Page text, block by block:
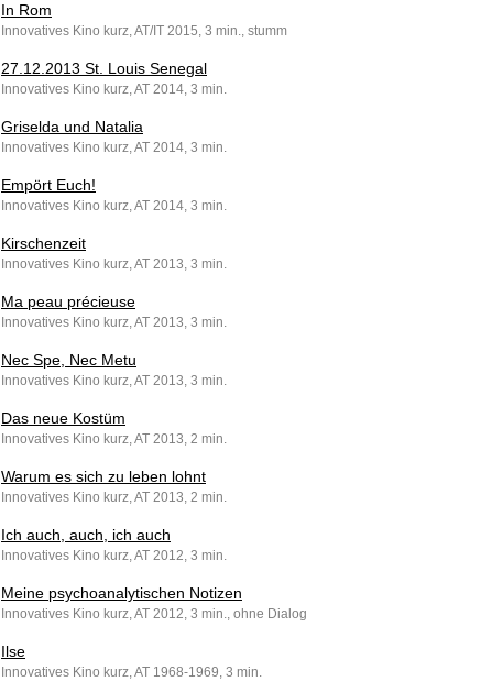
In Rom
Innovatives Kino kurz, AT/IT 2015, 3 min., stumm
27.12.2013 St. Louis Senegal
Innovatives Kino kurz, AT 2014, 3 min.
Griselda und Natalia
Innovatives Kino kurz, AT 2014, 3 min.
Empört Euch!
Innovatives Kino kurz, AT 2014, 3 min.
Kirschenzeit
Innovatives Kino kurz, AT 2013, 3 min.
Ma peau précieuse
Innovatives Kino kurz, AT 2013, 3 min.
Nec Spe, Nec Metu
Innovatives Kino kurz, AT 2013, 3 min.
Das neue Kostüm
Innovatives Kino kurz, AT 2013, 2 min.
Warum es sich zu leben lohnt
Innovatives Kino kurz, AT 2013, 2 min.
Ich auch, auch, ich auch
Innovatives Kino kurz, AT 2012, 3 min.
Meine psychoanalytischen Notizen
Innovatives Kino kurz, AT 2012, 3 min., ohne Dialog
Ilse
Innovatives Kino kurz, AT 1968-1969, 3 min.